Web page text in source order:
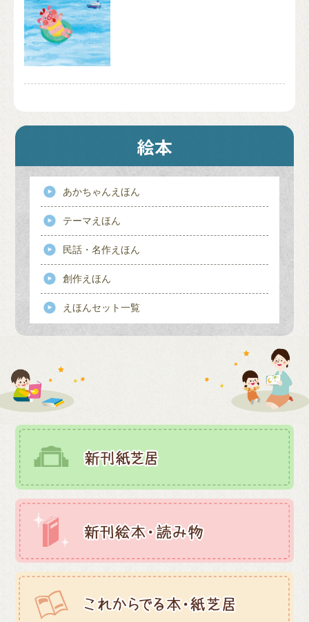
あかちゃんえほん
テーマえほん
民話・名作えほん
創作えほん
えほんセット一覧